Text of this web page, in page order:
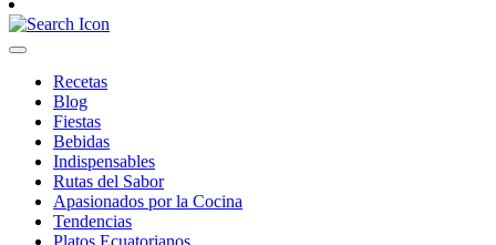
Recetas
Blog
Fiestas
Bebidas
Indispensables
Rutas del Sabor
Apasionados por la Cocina
Tendencias
Platos Ecuatorianos